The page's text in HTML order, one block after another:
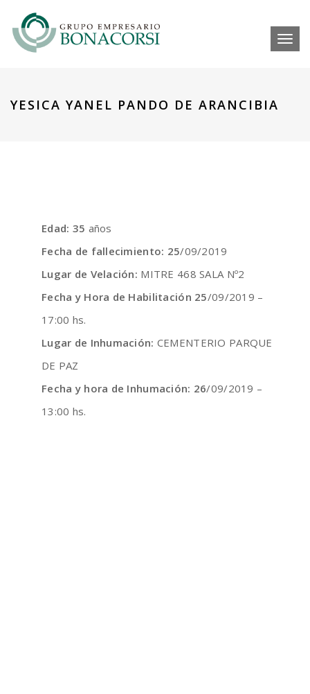
YESICA YANEL PANDO DE ARANCIBIA
Edad: 35 años
Fecha de fallecimiento: 25/09/2019
Lugar de Velación: MITRE 468 SALA Nº2
Fecha y Hora de Habilitación 25/09/2019 –
17:00 hs.
Lugar de Inhumación: CEMENTERIO PARQUE
DE PAZ
Fecha y hora de Inhumación: 26/09/2019 –
13:00 hs.